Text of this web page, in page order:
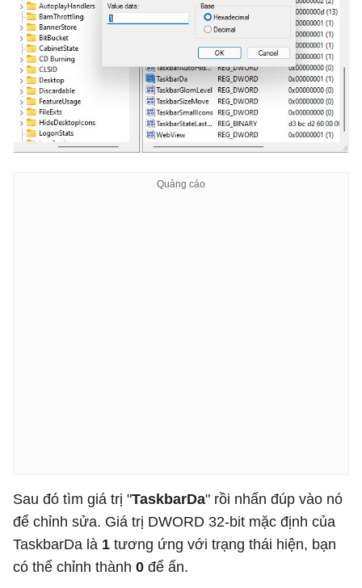
Sau đó tìm giá trị "TaskbarDa" rồi nhấn đúp vào nó
để chỉnh sửa. Giá trị DWORD 32-bit mặc định của
TaskbarDa là 1 tương ứng với trạng thái hiện, bạn
có thể chỉnh thành 0 để ẩn.